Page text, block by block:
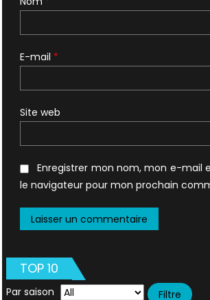
E-mail *
Site web
Enregistrer mon nom, mon e-mail
le navigateur pour mon prochain
TOP 10
Par saison